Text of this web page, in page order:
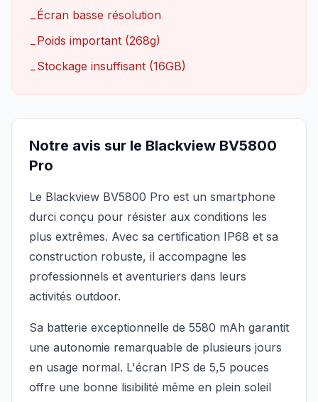
−Écran basse résolution
−Poids important (268g)
−Stockage insuffisant (16GB)
Notre avis sur le Blackview BV5800
Pro
Le Blackview BV5800 Pro est un smartphone
durci conçu pour résister aux conditions les
plus extrêmes. Avec sa certification IP68 et sa
construction robuste, il accompagne les
professionnels et aventuriers dans leurs
activités outdoor.
Sa batterie exceptionnelle de 5580 mAh garantit
une autonomie remarquable de plusieurs jours
en usage normal. L'écran IPS de 5,5 pouces
offre une bonne lisibilité même en plein soleil